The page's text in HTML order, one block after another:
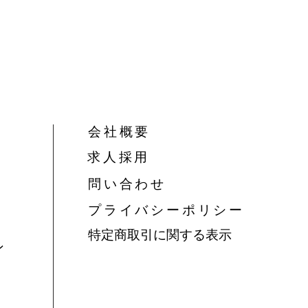
会社概要
​求人採用
問い合わせ
​プライバシーポリシー
特定商取引に関する表示